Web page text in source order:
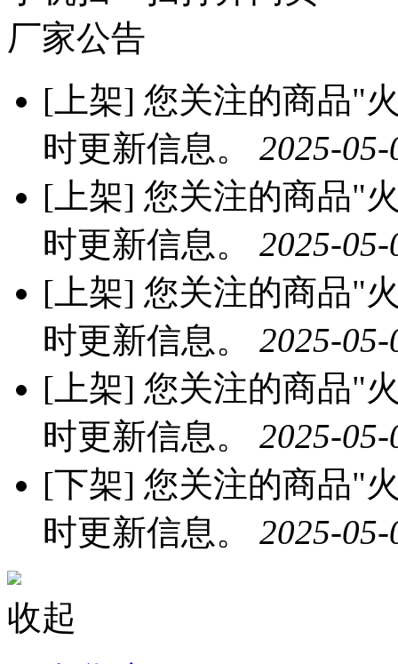
厂家公告
[上架] 您关注的商品"
时更新信息。 2025-
[上架] 您关注的商品"
时更新信息。 2025-
[上架] 您关注的商品"
时更新信息。 2025-
[上架] 您关注的商品"
时更新信息。 2025-
[下架] 您关注的商品"
时更新信息。 2025-
收起